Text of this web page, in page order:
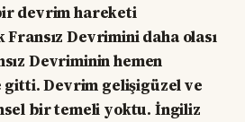
devrim hareketi
Fransız Devrimini daha olası
Devriminin hemen
gitti. Devrim gelişigüzel ve
bir temeli yoktu. İngiliz